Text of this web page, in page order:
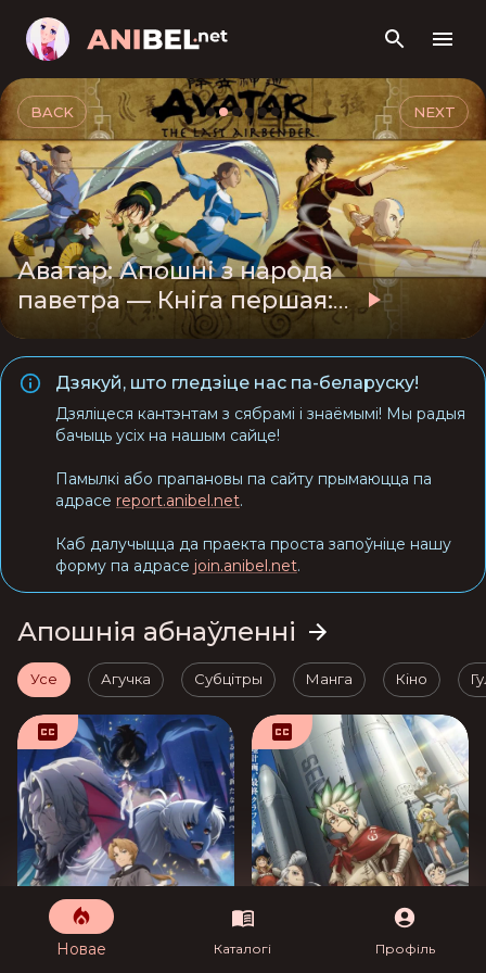
Аватар: Апошні з народа
паветра — Кніга першая:
Вада
BACK NEXT
Дзякуй, што гледзіце нас па-беларуску!
Дзяліцеся кантэнтам з сябрамі і знаёмымі! Мы радыя
бачыць усіх на нашым сайце!
Памылкі або прапановы па сайту прымаюцца па
адрасе report.anibel.net.
Каб далучыцца да праекта проста запоўніце нашу
форму па адрасе join.anibel.net.
Апошнія абнаўленні
Усе Агучка Субцітры Манга Кіно
Новае Каталогі Профіль